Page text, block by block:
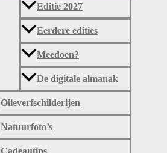
Editie 2027
Eerdere edities
Meedoen?
De digitale almanak
Olieverfschilderijen
Natuurfoto’s
Cadeautips